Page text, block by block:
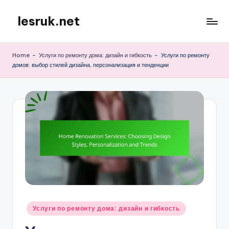
content
lesruk.net
Home - Услуги по ремонту дома: дизайн и гибкость - Услуги по ремонту
домов: выбор стилей дизайна, персонализация и тенденции
Posted
in
Услуги по ремонту дома: дизайн и гибкость